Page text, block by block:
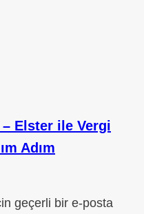
Elster ile Vergi
Adım
geçerli bir e-posta